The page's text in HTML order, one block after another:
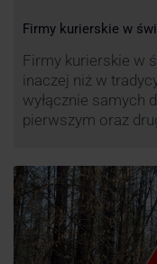
Firmy kurierskie w
Firmy kurierskie w
inaczej niż w
wyłącznie samych
pierwszym oraz